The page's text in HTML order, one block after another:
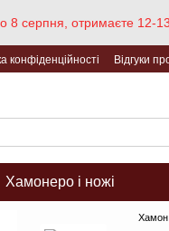
8 серпня, отримаєте 12-
конфіденційності Відгуки
Хамонеро і ножі
Хамон